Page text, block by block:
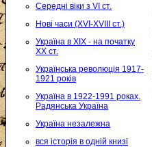
Середні віки з VI ст.
Нові часи (XVI-XVIII ст.)
Україна в XIX - на початку
XX ст.
Українська революція 1917-
1921 років
Україна в 1922-1991 роках.
Радянська Україна
Україна незалежна
вся історія в одній книзі